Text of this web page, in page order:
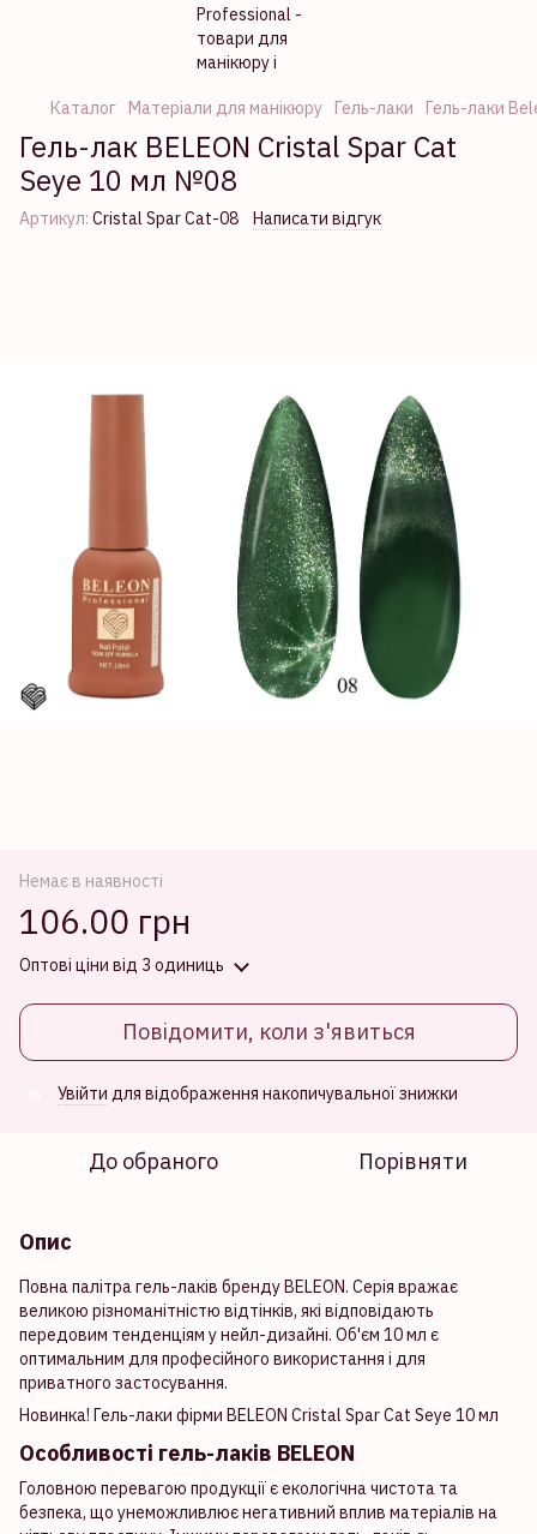
Каталог Матеріали для манікюру Гель-лаки Гель-лаки
Гель-лак BELEON Cristal Spar Cat
Seye 10 мл №08
Артикул: Cristal Spar Cat-08 Написати відгук
Немає в наявності
106.00 грн
Оптові ціни від 3 одиниць
Повідомити, коли з'явиться
Увійти для відображення накопичувальної знижки
До обраного Порівняти
Опис
Повна палітра гель-лаків бренду BELEON. Серія вражає
великою різноманітністю відтінків, які відповідають
передовим тенденціям у нейл-дизайні. Об'єм 10 мл є
оптимальним для професійного використання і для
приватного застосування.
Новинка! Гель-лаки фірми BELEON Cristal Spar Cat Seye 10 мл
Особливості гель-лаків BELEON
Головною перевагою продукції є екологічна чистота та
безпека, що унеможливлює негативний вплив матеріалів на